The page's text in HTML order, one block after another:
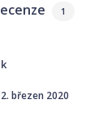
1
2. březen 2020